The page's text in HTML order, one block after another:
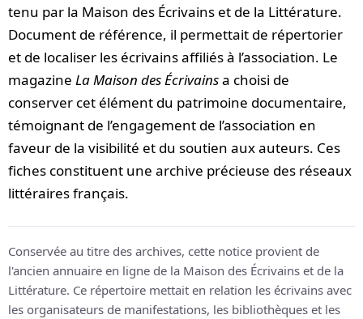
tenu par la Maison des Écrivains et de la Littérature.
Document de référence, il permettait de répertorier
et de localiser les écrivains affiliés à l’association. Le
magazine La Maison des Écrivainsa choisi de
conserver cet élément du patrimoine documentaire,
témoignant de l’engagement de l’association en
faveur de la visibilité et du soutien aux auteurs. Ces
fiches constituent une archive précieuse des réseaux
littéraires français.
Conservée au titre des archives, cette notice provient de
l'ancien annuaire en ligne de la Maison des Écrivains et de la
Littérature. Ce répertoire mettait en relation les écrivains avec
les organisateurs de manifestations, les bibliothèques et les